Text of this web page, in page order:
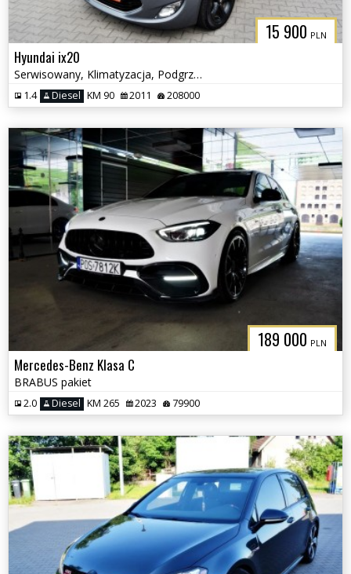
15 900 PLN
Hyundai ix20
Serwisowany, Klimatyzacja, Podgrzewane fotele
1.4 Diesel KM 90 2011 208000
189 000 PLN
Mercedes-Benz Klasa C
BRABUS pakiet
2.0 Diesel KM 265 2023 79900